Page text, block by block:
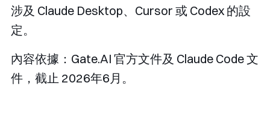
涉及 Claude Desktop、Cursor 或 Codex 的設
定。
內容依據：Gate.AI 官方文件及 Claude Code 文
件，截止 2026年6月。